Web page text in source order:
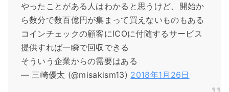
やったことがある人はわかると思うけど、開始か
ら数分で数百億円が集まって買えないものもある
コインチェックの顧客にICOに付随するサービス
提供すれば一瞬で回収できる
そういう企業からの需要はある
— 三崎優太 (@misakism13) 2018年1月26日